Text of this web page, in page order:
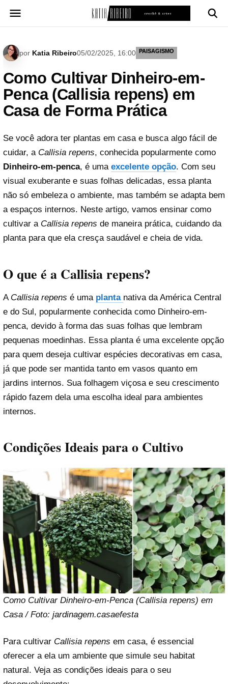
para
por Katia Ribeiro05/02/2025, 16:00 PAISAGISMO
Como Cultivar Dinheiro-em-
Penca (Callisia repens) em
Casa de Forma Prática
Se você adora ter plantas em casa e busca algo fácil de
cuidar, a Callisia repens, conhecida popularmente como
Dinheiro-em-penca, é uma excelente opção. Com seu
visual exuberante e suas folhas delicadas, essa planta
não só embeleza o ambiente, mas também se adapta bem
a espaços internos. Neste artigo, vamos ensinar como
cultivar a Callisia repens de maneira prática, cuidando da
planta para que ela cresça saudável e cheia de vida.
O que é a Callisia repens?
A Callisia repens é uma planta nativa da América Central
e do Sul, popularmente conhecida como Dinheiro-em-
penca, devido à forma das suas folhas que lembram
pequenas moedinhas. Essa planta é uma excelente opção
para quem deseja cultivar espécies decorativas em casa,
já que pode ser mantida tanto em vasos quanto em
jardins internos. Sua folhagem viçosa e seu crescimento
rápido fazem dela uma escolha ideal para ambientes
internos.
Condições Ideais para o Cultivo
Como Cultivar Dinheiro-em-Penca (Callisia repens) em
Casa / Foto: jardinagem.casaefesta
Para cultivar Callisia repens em casa, é essencial
oferecer a ela um ambiente que simule seu habitat
natural. Veja as condições ideais para o seu